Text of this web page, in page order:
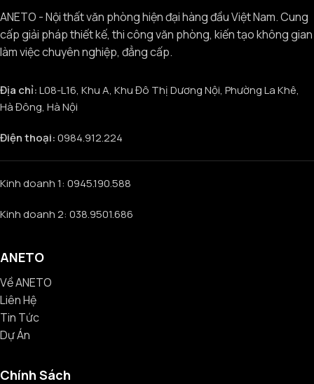
ANETO - Nội thất văn phòng hiện đại hàng đầu Việt Nam. Cung
cấp giải pháp thiết kế, thi công văn phòng, kiến tạo không gian
làm việc chuyên nghiệp, đẳng cấp.
Địa chỉ:L08-L16, Khu A, Khu Đô Thị Dương Nội, Phường La Khê,
Hà Đông, Hà Nội
Điện thoại:0984.912.224
Kinh doanh 1: 0945.190.588
Kinh doanh 2: 038.9501.686
ANETO
Về ANETO
Liên Hệ
Tin Tức
Dự Án
Chính Sách